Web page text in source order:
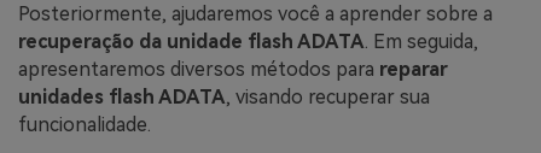
Posteriormente, ajudaremos você a aprender sobre a
recuperação da unidade flash ADATA. Em seguida,
apresentaremos diversos métodos para reparar
unidades flash ADATA, visando recuperar sua
funcionalidade.